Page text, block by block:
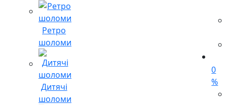
Ретро
шоломи
Дитячі
шоломи
0
%